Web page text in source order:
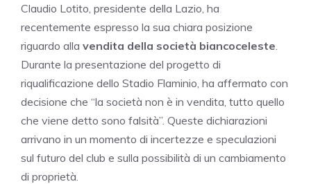
Claudio Lotito, presidente della Lazio, ha
recentemente espresso la sua chiara posizione
riguardo alla vendita della società biancoceleste
Durante la presentazione del progetto di
riqualificazione dello Stadio Flaminio, ha affermato con
decisione che “la società non è in vendita, tutto quello
che viene detto sono falsità”. Queste dichiarazioni
arrivano in un momento di incertezze e speculazioni
sul futuro del club e sulla possibilità di un cambiamento
di proprietà.